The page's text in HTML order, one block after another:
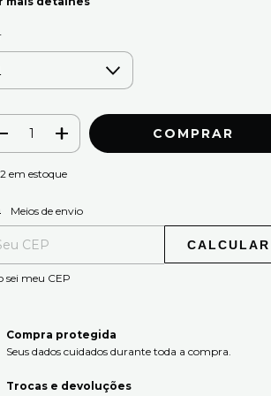
em estoque
para o CEP:
Meios de envio
CALCULAR
sei meu CEP
Compra protegida
Seus dados cuidados durante toda a compra.
Trocas e devoluções